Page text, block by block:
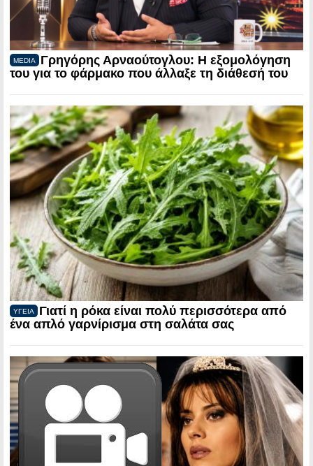
MEDIA
Γρηγόρης Αρναούτογλου: Η εξομολόγηση
του για το φάρμακο που άλλαξε τη διάθεσή του
ΥΓΕΙΑ
Γιατί η ρόκα είναι πολύ περισσότερα από
ένα απλό γαρνίρισμα στη σαλάτα σας